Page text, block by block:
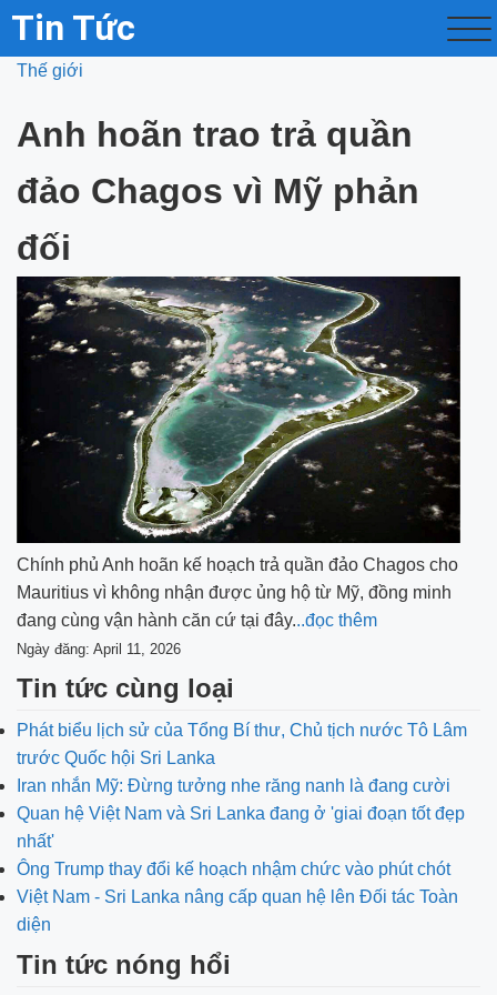
Tin Tức
Thế giới
Anh hoãn trao trả quần
đảo Chagos vì Mỹ phản
đối
Chính phủ Anh hoãn kế hoạch trả quần đảo Chagos cho
Mauritius vì không nhận được ủng hộ từ Mỹ, đồng minh
đang cùng vận hành căn cứ tại đây...đọc thêm
Ngày đăng: April 11, 2026
Tin tức cùng loại
Phát biểu lịch sử của Tổng Bí thư, Chủ tịch nước Tô Lâm
trước Quốc hội Sri Lanka
Iran nhắn Mỹ: Đừng tưởng nhe răng nanh là đang cười
Quan hệ Việt Nam và Sri Lanka đang ở 'giai đoạn tốt đẹp
nhất'
Ông Trump thay đổi kế hoạch nhậm chức vào phút chót
Việt Nam - Sri Lanka nâng cấp quan hệ lên Đối tác Toàn
diện
Tin tức nóng hổi